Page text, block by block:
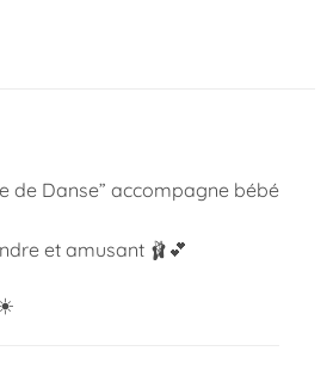
de Danse” accompagne bébé
et amusant 🩰💕